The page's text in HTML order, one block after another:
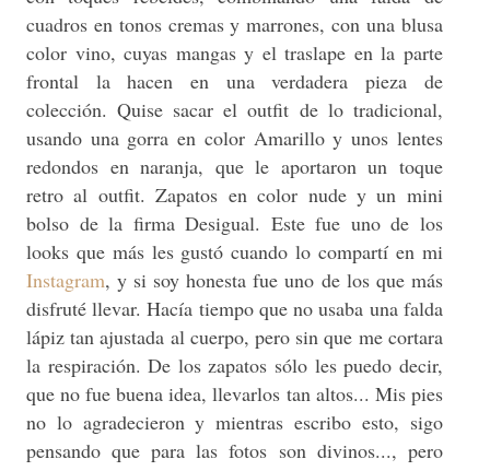
cuadros en tonos cremas y marrones, con una blusa
color vino, cuyas mangas y el traslape en la parte
frontal la hacen en una verdadera pieza de
colección. Quise sacar el outfit de lo tradicional,
usando una gorra en color Amarillo y unos lentes
redondos en naranja, que le aportaron un toque
retro al outfit. Zapatos en color nude y un mini
bolso de la firma Desigual. Este fue uno de los
looks que más les gustó cuando lo compartí en mi
Instagram, y si soy honesta fue uno de los que más
disfruté llevar. Hacía tiempo que no usaba una falda
lápiz tan ajustada al cuerpo, pero sin que me cortara
la respiración. De los zapatos sólo les puedo decir,
que no fue buena idea, llevarlos tan altos... Mis pies
no lo agradecieron y mientras escribo esto, sigo
pensando que para las fotos son divinos..., pero